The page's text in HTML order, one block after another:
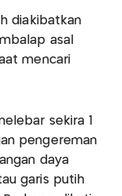
diakibatkan
asal
mencari
sekira 1
pengereman
daya
garis putih